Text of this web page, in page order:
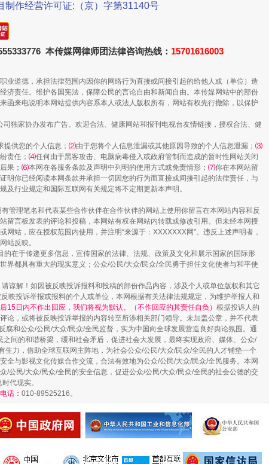
白"
花
侵吞公款13万，颠沛流离20年
”
“神药”背后的真相
制作经营许可证:（京）字第31140号
本传媒网律师团法律咨询热线： 15701616003
道德，承担法律范围内因你的网络行为直接或间接引起的给他人或（单位）造
济责任。维护各国宪法，保障公民的言论自由和新闻自由。本传媒网站中的部份
来电说明本网站提供内容系本人或法人版权所有，网站有权先行撤除，以保护
独家协办发布广告。欢迎合法、健康网站和报刊电视台友情链接，授权合法、健
供您的个人信息； ⑵由于您将个人信息泄漏或其他原因导致的个人信息泄漏； ⑶
责任； ⑷任何由于黑客攻击、电脑病毒侵入或政府管制而造成的暂时性网站关闭
果； ⑹本网在各服务条款及声明中列明的使用方式或免责情形； ⑺你在本网站留
你已经阅读本网条款并承担一切因您的行为而直接或间接引起的法律责任，与
行业规定和国际互联网有关规定将不定期更新本声明。
管理笔名和代表某些合作伙伴在合作伙伴的网站上使用你留言在本网站内容和反
留言板发表的评论和投稿，本网站有权在网站内转载或修改引用。但未经本网授
站，应在授权范围内使用，并注明“来源于：XXXXXXX网”。违反上述声明者，
站反映。
在于传递更多信息，宣传国家的法律、法规、政策及文化和展示国家的国际形
都具有重大的现实意义；公众/公民/大众/民众/全民勇于担任文化使者与和平使
谅解！如因被反映投诉报料和投稿的部份作品内容，涉及个人或单位版权和其它
映投诉举报或报料的个人或单位，本网根据有关法律法规规定，为维护举报人和
15日内不作出回应，我们将视为默认。（不作回应的其责任自负） 根据投诉人的
论，或将被反映投诉举报的内容转至所涉相关部门领导。未加盖公章，并不代表
腐和公众/公民/大众/民众/全民监督，实为中国向全球发展营造良好舆论氛围。通
间的和谐桥梁，缓和社会矛盾，促进社会大发展，最终实现政府、媒体、公众/
力，借助全球互联网主阵地，为社会公众/公民/大众/民众/全民的人才铺垫一个
与影视文化传媒合作交流，合法有效地为公众/公民/大众/民众/全民服务。本网
公民/大众/民众/全民的安全信息，促进公众/公民/大众/民众/全民的社会公德的交
代现实。
话： 010-89525216。